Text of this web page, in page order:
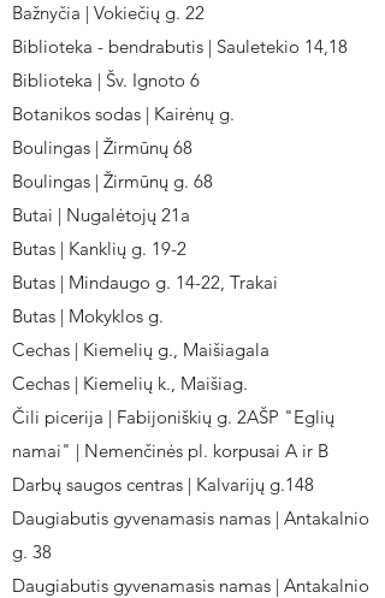
Bažnyčia | Vokiečių g. 22
Biblioteka - bendrabutis | Sauletekio 14,18
Biblioteka | Šv. Ignoto 6
Botanikos sodas | Kairėnų g.
Boulingas | Žirmūnų 68
Boulingas | Žirmūnų g. 68
Butai | Nugalėtojų 21a
Butas | Kanklių g. 19-2
Butas | Mindaugo g. 14-22, Trakai
Butas | Mokyklos g.
Cechas | Kiemelių g., Maišiagala
Cechas | Kiemelių k., Maišiag.
Čili picerija | Fabijoniškių g. 2AŠP "Eglių
namai" | Nemenčinės pl. korpusai A ir B
Darbų saugos centras | Kalvarijų g.148
Daugiabutis gyvenamasis namas | Antakalnio
g. 38
Daugiabutis gyvenamasis namas | Antakalnio